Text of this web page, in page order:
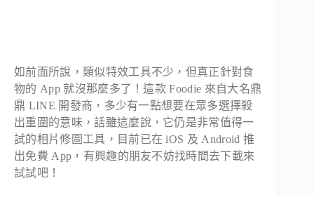
如前面所說，類似特效工具不少，但真正針對食
物的 App 就沒那麼多了！這款 Foodie 來自大名鼎
鼎 LINE 開發商，多少有一點想要在眾多選擇殺
出重圍的意味，話雖這麼說，它仍是非常值得一
試的相片修圖工具，目前已在 iOS 及 Android 推
出免費 App，有興趣的朋友不妨找時間去下載來
試試吧！